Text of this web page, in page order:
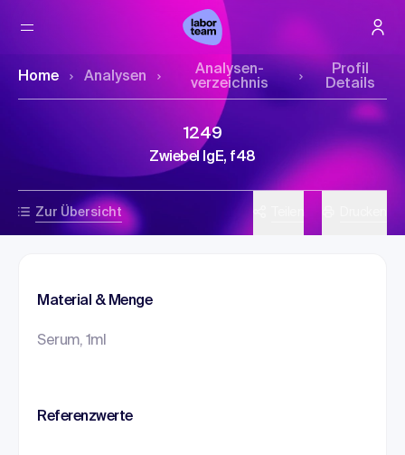
Home Analysen
Analysen­
verzeichnis
Profil
Details
Zur Übersicht
1249
Zwiebel IgE, f48
Material & Menge
Serum, 1ml
Referenzwerte